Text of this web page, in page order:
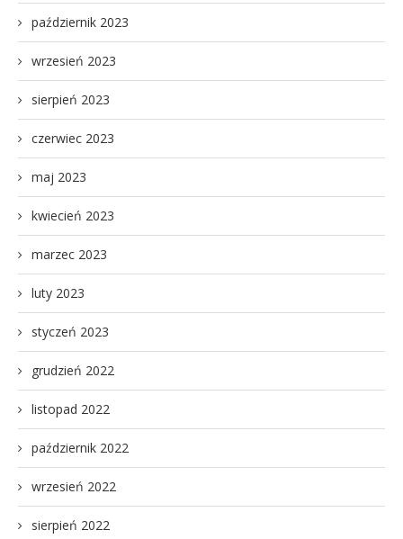
październik 2023
wrzesień 2023
sierpień 2023
czerwiec 2023
maj 2023
kwiecień 2023
marzec 2023
luty 2023
styczeń 2023
grudzień 2022
listopad 2022
październik 2022
wrzesień 2022
sierpień 2022